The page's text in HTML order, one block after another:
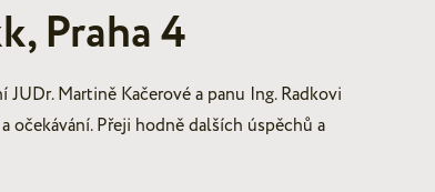
Praha 4
Martině Kačerové a panu Ing. Radkovi
Přeji hodně dalších úspěchů a